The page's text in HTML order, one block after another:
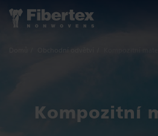
Obchodní odvětví
Kompozitní